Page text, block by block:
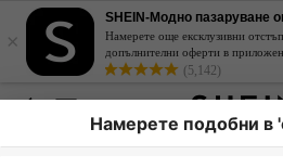
×
SHEIN-Модно пазаруване
Намерете още ексклузивни
допълнителни оферти в
(5,142)
Намерете подобни в